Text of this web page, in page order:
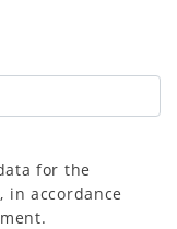
for the
in accordance